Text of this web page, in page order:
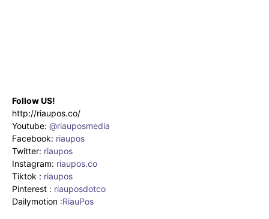
Follow US!
http://riaupos.co/
Youtube: @riauposmedia
Facebook: riaupos
Twitter: riaupos
Instagram: riaupos.co
Tiktok : riaupos
Pinterest : riauposdotco
Dailymotion :RiauPos